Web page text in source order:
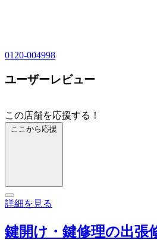
0120-004998
ユーザーレビュー
この店舗を応援する！
ここから応援
詳細を見る
鍵開け・鍵修理の出張